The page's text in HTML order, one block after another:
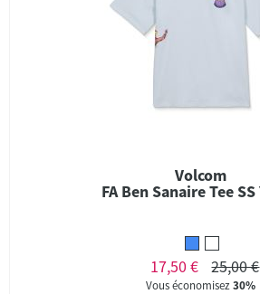
Volcom
FA Ben Sanaire Tee
17,50 € 25,00 €
Vous économisez30%